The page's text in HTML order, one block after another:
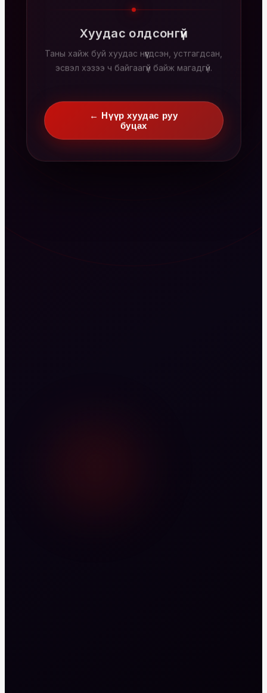
Хуудас олдсонгүй
Таны хайж буй хуудас нүүгдсэн, устгагдсан,
эсвэл хэзээ ч байгаагүй байж магадгүй.
← Нүүр хуудас руу
буцах